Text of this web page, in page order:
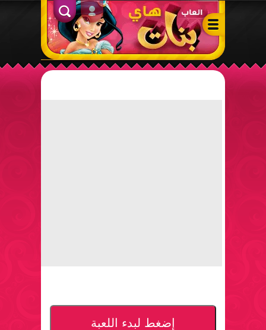
ألعاب بنات هاي – أفضل ألعاب تلبيس، مكياج، طبخ وأنشطة ممتعة
الدخول
إضغط لبدء اللعبة